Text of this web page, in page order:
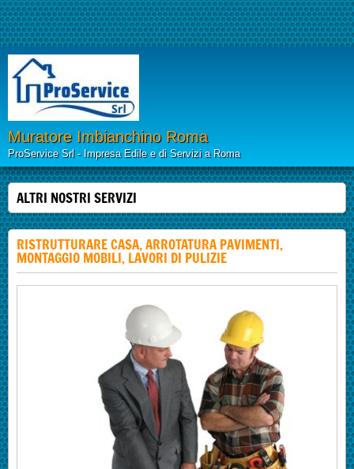
Muratore Imbianchino Roma
ProService Srl - Impresa Edile e di Servizi a Roma
ALTRI NOSTRI SERVIZI
RISTRUTTURARE CASA, ARROTATURA PAVIMENTI,
MONTAGGIO MOBILI, LAVORI DI PULIZIE